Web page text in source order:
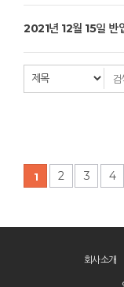
2021년 12월 15일 반
1 2 3 4
회사소개